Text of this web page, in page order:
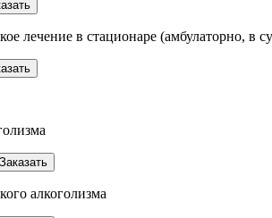
лечение в стационаре (амбулаторно, в
Заказать
алкоголизма